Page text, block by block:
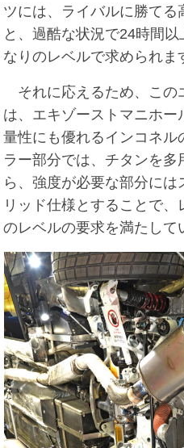
ツには、ライバルに勝てる
と、過酷な状況で24時間
なりのレベルで求められま
それに応えるため、この
は、エキゾーストマニホ
量性にも優れるインコネル
ラー部分では、チタンを
ら、強度が必要な部分に
リッド仕様とすることで
のレベルの要求を満たして